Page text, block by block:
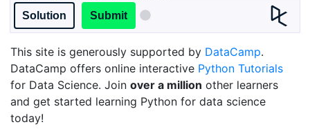
Solution Submit
This site is generously supported by DataCamp.
DataCamp offers online interactive Python Tutorials
for Data Science. Join over a million other learners
and get started learning Python for data science
today!